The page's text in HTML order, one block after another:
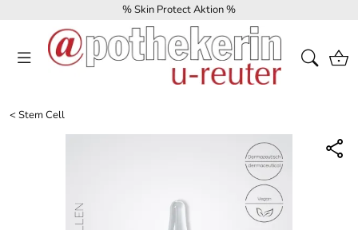
% Skin Protect Aktion %
<Stem Cell